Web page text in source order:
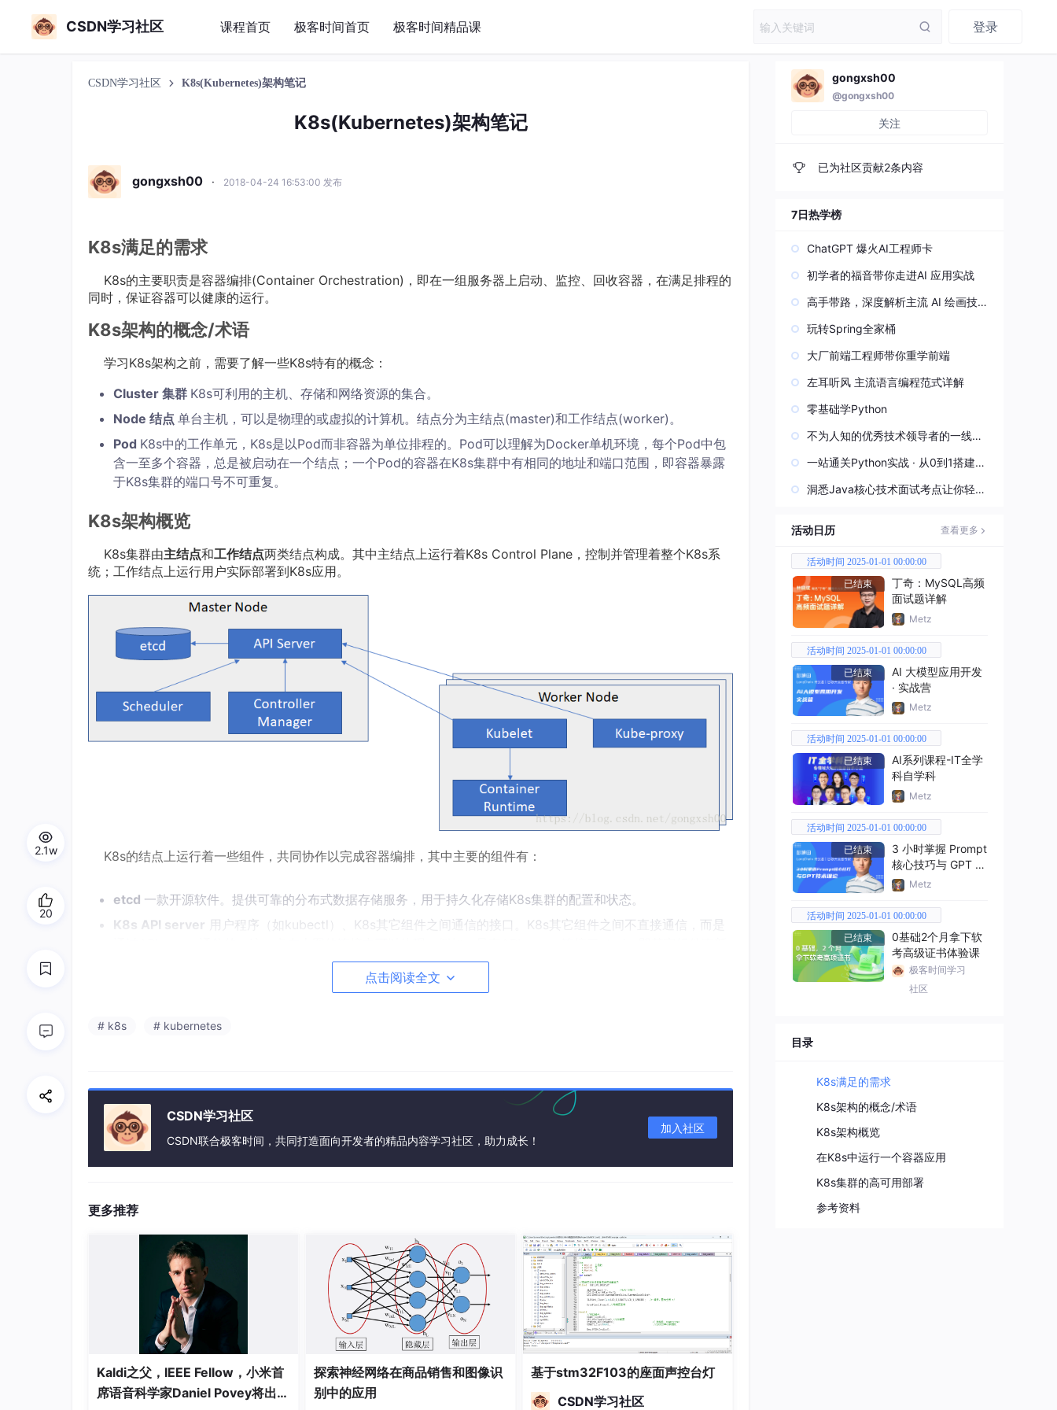
CSDN学习社区 课程首页 极客时间首页 极客时间精品课 登录
CSDN学习社区 K8s(Kubernetes)架构笔记
K8s(Kubernetes)架构笔记
gongxsh00 · 2018-04-24 16:53:00 发布
K8s满足的需求
K8s的主要职责是容器编排(Container Orchestration)，即在一组服务器上启动、监控、回收容器，在满足排程的
同时，保证容器可以健康的运行。
K8s架构的概念/术语
学习K8s架构之前，需要了解一些K8s特有的概念：
Cluster 集群 K8s可利用的主机、存储和网络资源的集合。
Node 结点 单台主机，可以是物理的或虚拟的计算机。结点分为主结点(master)和工作结点(worker)。
Pod K8s中的工作单元，K8s是以Pod而非容器为单位排程的。Pod可以理解为Docker单机环境，每个Pod中包
含一至多个容器，总是被启动在一个结点；一个Pod的容器在K8s集群中有相同的地址和端口范围，即容器暴露
于K8s集群的端口号不可重复。
K8s架构概览
K8s集群由主结点和工作结点两类结点构成。其中主结点上运行着K8s Control Plane，控制并管理着整个K8s系
统；工作结点上运行用户实际部署到K8s应用。
K8s的结点上运行着一些组件，共同协作以完成容器编排，其中主要的组件有：
etcd 一款开源软件。提供可靠的分布式数据存储服务，用于持久化存储K8s集群的配置和状态。
K8s API server 用户程序（如kubectl）、K8s其它组件之间通信的接口。K8s其它组件之间不直接通信，而是
K8s集群的状态时，只能通过API server读写etcd中的数据。
排程组件，为用户应用的每一可部署组件分配工作结点。
anager组件是由多个控制器组成的，其中很多控制器是按K8s的资源类型划分的，如Replication Manager（管
Kubelet
Container runtime Docker, rkt等实际运行容器的组件。
在K8s中运行一个容器应用
应用的结构和资源需求。开发者通过kubectl（或其它应用），将部署描述文件提交到API server
，API server将部
etcd。etcd在K8s管理结点中的作用相当于数据库，其它组件提交到API server的数据都存储于etcd。
API server非常轻量，并不会直接去创建或管理Pod等资源，在多数场景下甚至不会去主动调用其它的K8s组件发出
指令。其它组件通过建立和API server的长连接，监视关心的对象，监视到变化后，执行所负责的操作。
点击阅读全文
# k8s # kubernetes
CSDN学习社区
CSDN联合极客时间，共同打造面向开发者的精品内容学习社区，助力成长！
加入社区
更多推荐
Kaldi之父，IEEE Fellow，小米首
席语音科学家Daniel Povey将出席
探索神经网络在商品销售和图像识
别中的应用
基于stm32F103的座面声控台灯
CSDN学习社区
2.1w
20
gongxsh00
@gongxsh00
关注
已为社区贡献2条内容
7日热学榜
ChatGPT 爆火AI工程师卡
初学者的福音带你走进AI 应用实战
高手带路，深度解析主流 AI 绘画技
术原理
玩转Spring全家桶
大厂前端工程师带你重学前端
左耳听风 主流语言编程范式详解
零基础学Python
不为人知的优秀技术领导者的一线实
一站通关Python实战 · 从0到1搭建直
播视频平台
洞悉Java核心技术面试考点让你轻松
活动日历
查看更多
活动时间 2025-01-01 00:00:00
已结束
丁奇：MySQL高频
面试题详解
Metz
活动时间 2025-01-01 00:00:00
已结束
AI 大模型应用开发
· 实战营
Metz
活动时间 2025-01-01 00:00:00
已结束
AI系列课程-IT全学
科自学科
Metz
活动时间 2025-01-01 00:00:00
已结束
3 小时掌握 Prompt
核心技巧与 GPT 技
术理论
Metz
活动时间 2025-01-01 00:00:00
已结束
0基础2个月拿下软
考高级证书体验课
极客时间学习
社区
目录
K8s满足的需求
K8s架构的概念/术语
K8s架构概览
在K8s中运行一个容器应用
K8s集群的高可用部署
参考资料